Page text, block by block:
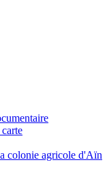
colonie agricole d'Aïn